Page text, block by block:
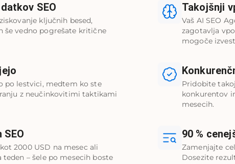
SEO
ključnih besed,
še vedno pogrešate kritične
po lestvici, medtem ko ste
z neučinkovitimi taktikami
2000 USD na mesec ali
– šele po mesecih boste
Takojšnji
Vaš AI SEO
zagotavlja
mogoče
Pridobite
konkurentov
mesecih.
90 %
Zamenjajte
Dosezite